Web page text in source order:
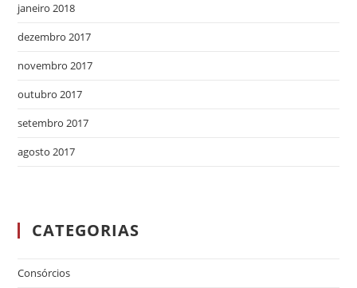
janeiro 2018
dezembro 2017
novembro 2017
outubro 2017
setembro 2017
agosto 2017
CATEGORIAS
Consórcios